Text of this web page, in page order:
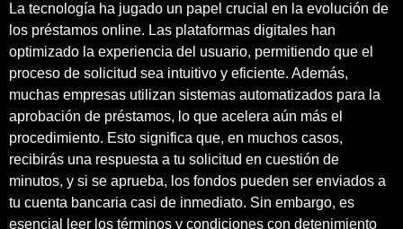
La tecnología ha jugado un papel crucial en la evolución de
los préstamos online. Las plataformas digitales han
optimizado la experiencia del usuario, permitiendo que el
proceso de solicitud sea intuitivo y eficiente. Además,
muchas empresas utilizan sistemas automatizados para la
aprobación de préstamos, lo que acelera aún más el
procedimiento. Esto significa que, en muchos casos,
recibirás una respuesta a tu solicitud en cuestión de
minutos, y si se aprueba, los fondos pueden ser enviados a
tu cuenta bancaria casi de inmediato. Sin embargo, es
esencial leer los términos y condiciones con detenimiento